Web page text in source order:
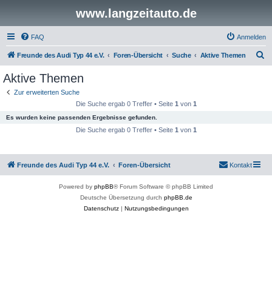
www.langzeitauto.de
FAQ Anmelden
Freunde des Audi Typ 44 e.V. Foren-Übersicht Suche Aktive Themen
Aktive Themen
Zur erweiterten Suche
Die Suche ergab 0 Treffer • Seite 1 von 1
Es wurden keine passenden Ergebnisse gefunden.
Die Suche ergab 0 Treffer • Seite 1 von 1
Freunde des Audi Typ 44 e.V. Foren-Übersicht Kontakt
Powered by phpBB® Forum Software © phpBB Limited
Deutsche Übersetzung durch phpBB.de
Datenschutz| Nutzungsbedingungen